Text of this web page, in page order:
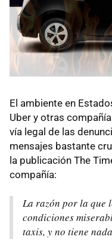
El ambiente en
Uber y otras
vía legal de las
mensajes bastante
la publicación The
compañía:
La razón por la que
condiciones
taxis, y no tiene